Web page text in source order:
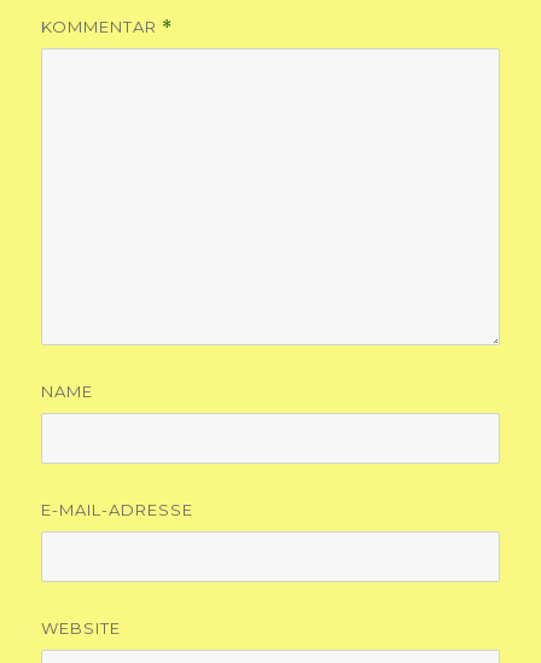
KOMMENTAR *
NAME
E-MAIL-ADRESSE
WEBSITE